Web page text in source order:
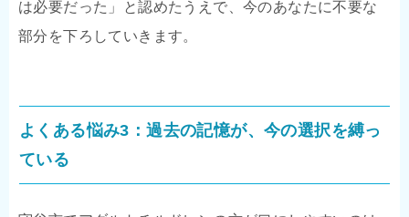
は必要だった」と認めたうえで、今のあなたに不要な
部分を下ろしていきます。
よくある悩み3：過去の記憶が、今の選択を縛っ
ている